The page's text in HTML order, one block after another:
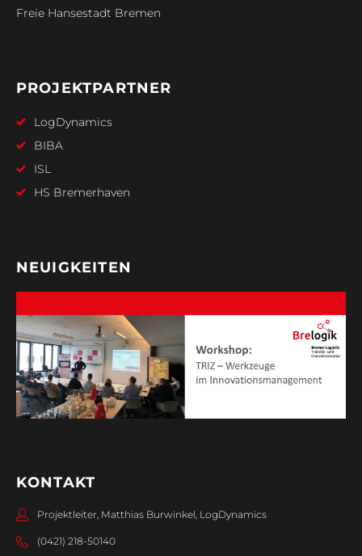
Freie Hansestadt Bremen
PROJEKTPARTNER
LogDynamics
BIBA
ISL
HS Bremerhaven
NEUIGKEITEN
KONTAKT
Projektleiter, Matthias Burwinkel, LogDynamics
(0421) 218-50140